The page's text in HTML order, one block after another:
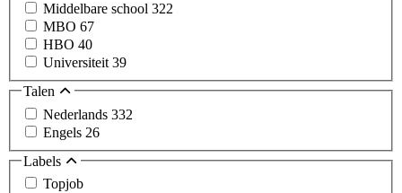
Middelbare school 322
MBO 67
HBO 40
Universiteit 39
Talen
Nederlands 332
Engels 26
Labels
Topjob